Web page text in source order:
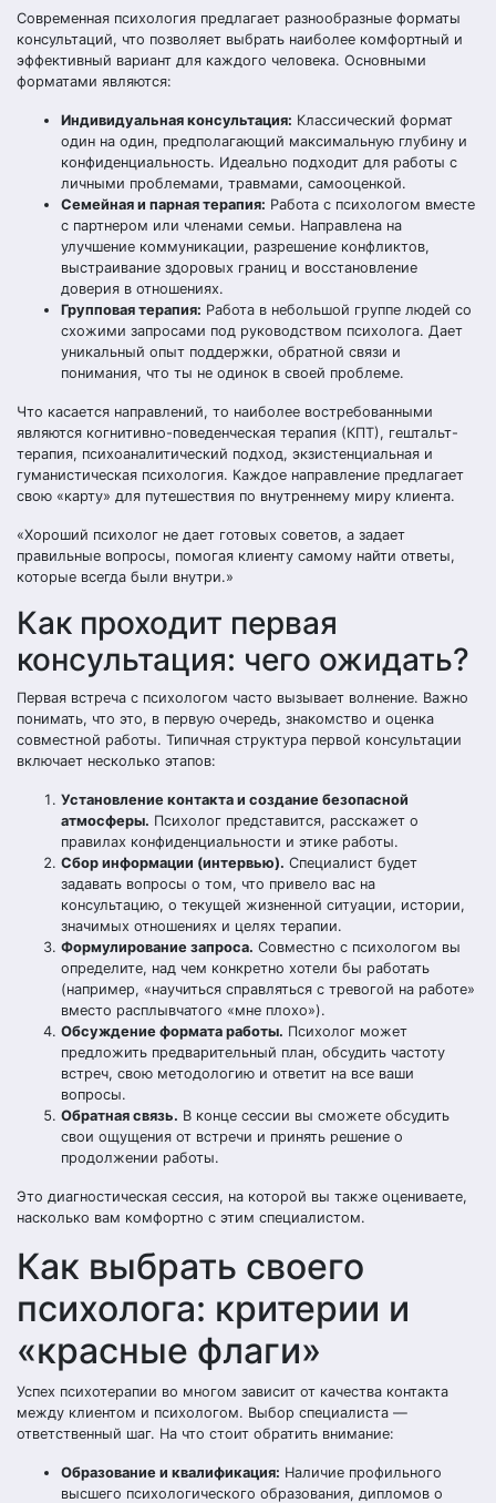
Современная психология предлагает разнообразные форматы
консультаций, что позволяет выбрать наиболее комфортный и
эффективный вариант для каждого человека. Основными
форматами являются:
Индивидуальная консультация: Классический формат
один на один, предполагающий максимальную глубину и
конфиденциальность. Идеально подходит для работы с
личными проблемами, травмами, самооценкой.
Семейная и парная терапия: Работа с психологом вместе
с партнером или членами семьи. Направлена на
улучшение коммуникации, разрешение конфликтов,
выстраивание здоровых границ и восстановление
доверия в отношениях.
Групповая терапия: Работа в небольшой группе людей со
схожими запросами под руководством психолога. Дает
уникальный опыт поддержки, обратной связи и
понимания, что ты не одинок в своей проблеме.
Что касается направлений, то наиболее востребованными
являются когнитивно-поведенческая терапия (КПТ), гештальт-
терапия, психоаналитический подход, экзистенциальная и
гуманистическая психология. Каждое направление предлагает
свою «карту» для путешествия по внутреннему миру клиента.
«Хороший психолог не дает готовых советов, а задает
правильные вопросы, помогая клиенту самому найти ответы,
которые всегда были внутри.»
Как проходит первая
консультация: чего ожидать?
Первая встреча с психологом часто вызывает волнение. Важно
понимать, что это, в первую очередь, знакомство и оценка
совместной работы. Типичная структура первой консультации
включает несколько этапов:
Установление контакта и создание безопасной
атмосферы. Психолог представится, расскажет о
правилах конфиденциальности и этике работы.
Сбор информации (интервью). Специалист будет
задавать вопросы о том, что привело вас на
консультацию, о текущей жизненной ситуации, истории,
значимых отношениях и целях терапии.
Формулирование запроса. Совместно с психологом вы
определите, над чем конкретно хотели бы работать
(например, «научиться справляться с тревогой на работе»
вместо расплывчатого «мне плохо»).
Обсуждение формата работы. Психолог может
предложить предварительный план, обсудить частоту
встреч, свою методологию и ответит на все ваши
вопросы.
Обратная связь. В конце сессии вы сможете обсудить
свои ощущения от встречи и принять решение о
продолжении работы.
Это диагностическая сессия, на которой вы также оцениваете,
насколько вам комфортно с этим специалистом.
Как выбрать своего
психолога: критерии и
«красные флаги»
Успех психотерапии во многом зависит от качества контакта
между клиентом и психологом. Выбор специалиста —
ответственный шаг. На что стоит обратить внимание:
Образование и квалификация: Наличие профильного
высшего психологического образования, дипломов о